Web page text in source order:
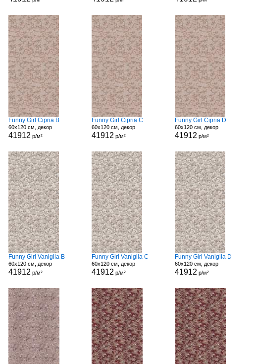
Funny Girl Cipria B
60x120 см, декор
41912 р/м²
Funny Girl Cipria C
60x120 см, декор
41912 р/м²
Funny Girl Cipria D
60x120 см, декор
41912 р/м²
Funny Girl Vaniglia B
60x120 см, декор
41912 р/м²
Funny Girl Vaniglia C
60x120 см, декор
41912 р/м²
Funny Girl Vaniglia D
60x120 см, декор
41912 р/м²